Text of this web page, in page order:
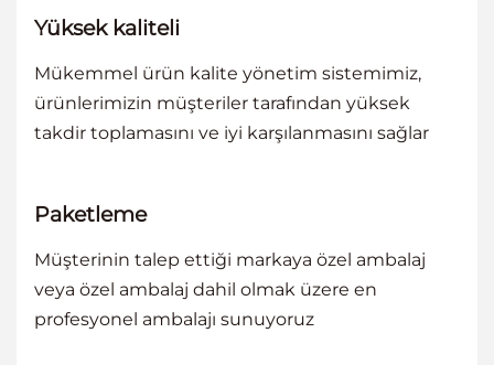
Yüksek kaliteli
Mükemmel ürün kalite yönetim sistemimiz,
ürünlerimizin müşteriler tarafından yüksek
takdir toplamasını ve iyi karşılanmasını sağlar
Paketleme
Müşterinin talep ettiği markaya özel ambalaj
veya özel ambalaj dahil olmak üzere en
profesyonel ambalajı sunuyoruz